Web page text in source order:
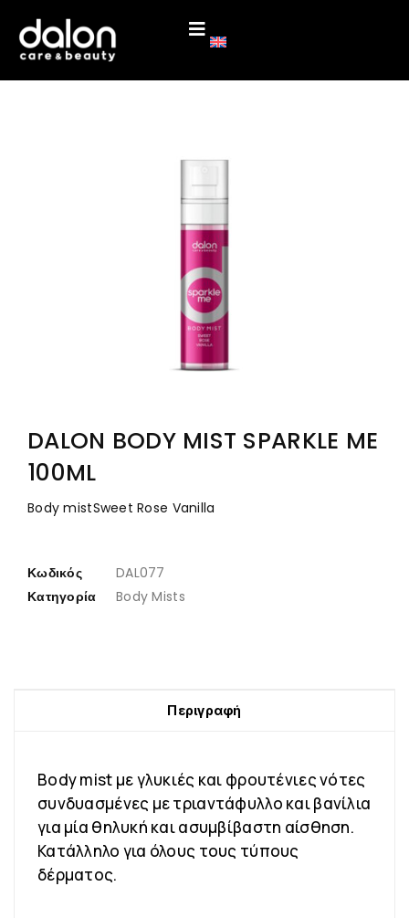
DALON BODY MIST SPARKLE ME
100ML
Body mistSweet Rose Vanilla
Κωδικός
DAL077
Κατηγορία
Body Mists
Περιγραφή
Body mist με γλυκιές και φρουτένιες νότες
συνδυασμένες με τριαντάφυλλο και βανίλια
για μία θηλυκή και ασυμβίβαστη αίσθηση.
Κατάλληλο για όλους τους τύπους
δέρματος.